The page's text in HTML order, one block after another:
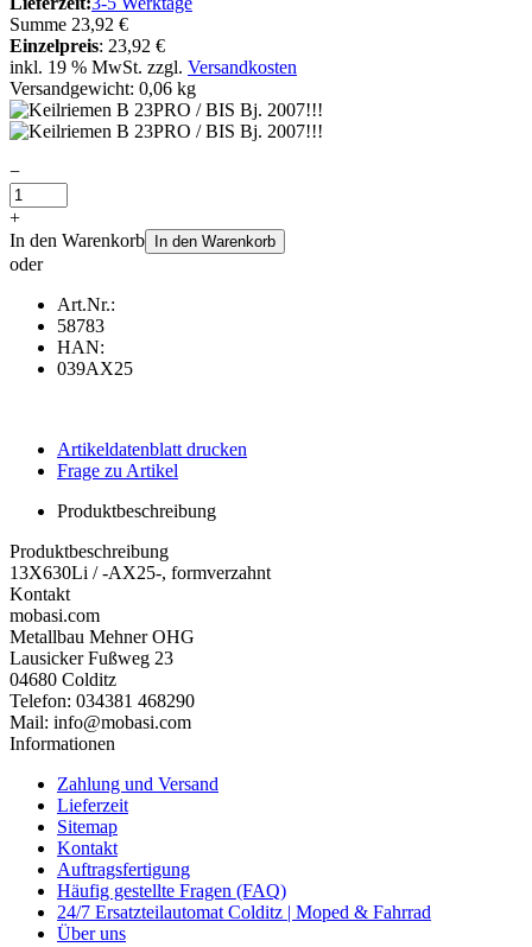
Summe 23,92 €
Einzelpreis: 23,92 €
inkl. 19 % MwSt. zzgl. Versandkosten
Versandgewicht: 0,06 kg
−
+
In den Warenkorb
In den Warenkorb
oder
Art.Nr.:
58783
HAN:
039AX25
Artikeldatenblatt drucken
Frage zu Artikel
Produktbeschreibung
Produktbeschreibung
13X630Li / -AX25-, formverzahnt
Kontakt
mobasi.com
Metallbau Mehner OHG
Lausicker Fußweg 23
04680 Colditz
Telefon: 034381 468290
Mail: info@mobasi.com
Informationen
Zahlung und Versand
Lieferzeit
Sitemap
Kontakt
Auftragsfertigung
Häufig gestellte Fragen (FAQ)
24/7 Ersatzteilautomat Colditz | Moped & Fahrrad
Über uns